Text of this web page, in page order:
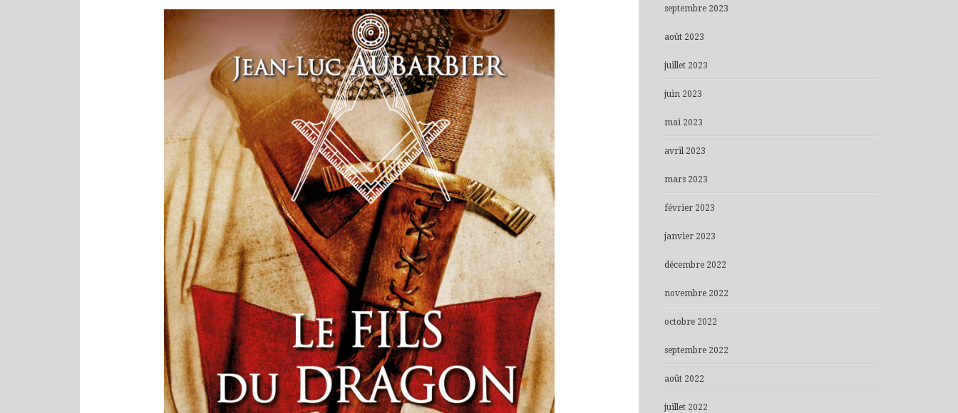
septembre 2023
août 2023
juillet 2023
juin 2023
mai 2023
avril 2023
mars 2023
février 2023
janvier 2023
décembre 2022
novembre 2022
octobre 2022
septembre 2022
août 2022
juillet 2022